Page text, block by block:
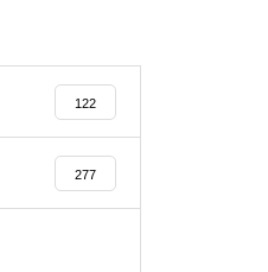
122
277